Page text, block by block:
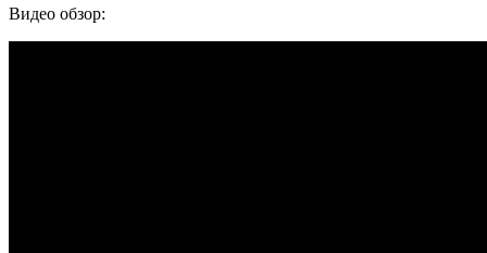
Видео обзор: